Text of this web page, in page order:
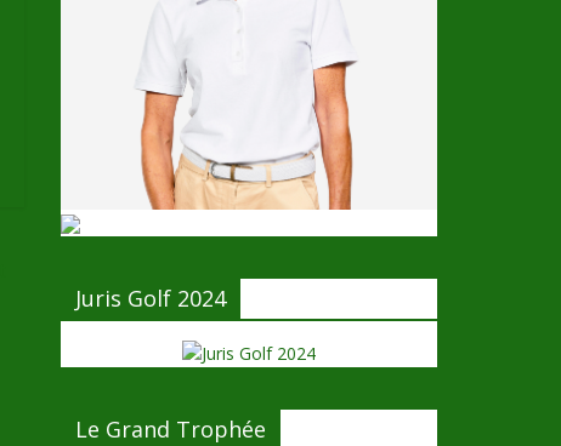
Juris Golf 2024
Le Grand Trophée